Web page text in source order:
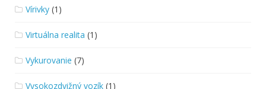
Vírivky (1)
Virtuálna realita (1)
Vykurovanie (7)
Vysokozdvižný vozík (1)